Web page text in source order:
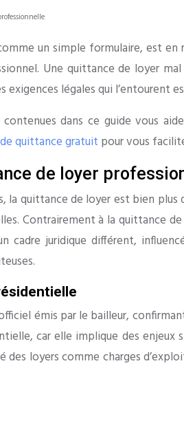
un simple formulaire, est
Une quittance de loyer
légales qui l’entourent
dans ce guide vous
quittance gratuit pour vous
de loyer
quittance de loyer est bien
Contrairement à la quittance
cadre juridique différent,
émis par le bailleur,
car elle implique des
loyers comme charges